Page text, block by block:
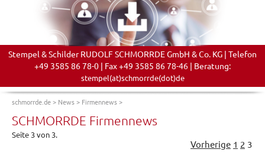
Stempel & Schilder RUDOLF SCHMORRDE GmbH & Co. KG | Telefon
+49 3585 86 78-0 | Fax +49 3585 86 78-46 | Beratung:
stempel(at)schmorrde(dot)de
schmorrde.de> News> Firmennews>
SCHMORRDE Firmennews
Seite 3 von 3.
Vorherige 1 2 3